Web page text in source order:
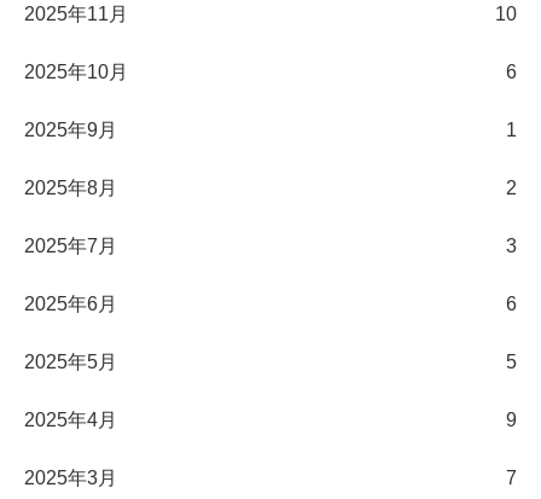
2025年11月 10
2025年10月 6
2025年9月 1
2025年8月 2
2025年7月 3
2025年6月 6
2025年5月 5
2025年4月 9
2025年3月 7